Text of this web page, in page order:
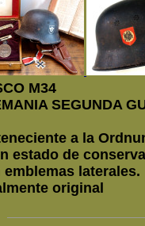
M34
SEGUNDA
a la
estado de
emblemas laterales.
original